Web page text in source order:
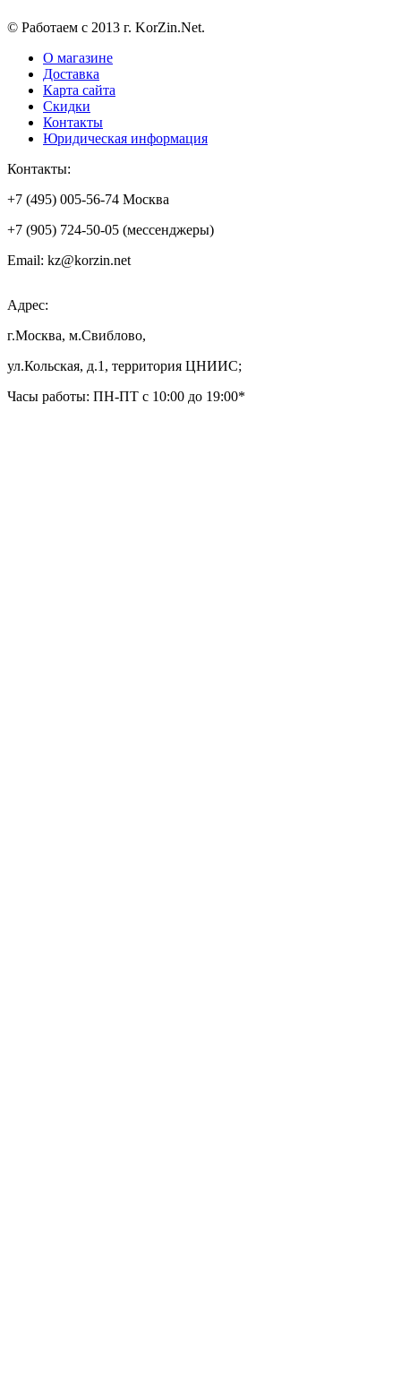
© Работаем с 2013 г. KorZin.Net.
О магазине
Доставка
Карта сайта
Скидки
Контакты
Юридическая информация
Контакты:
+7 (495) 005-56-74 Москва
+7 (905) 724-50-05 (мессенджеры)
Email: kz@korzin.net
Адрес:
г.Москва, м.Свиблово,
ул.Кольская, д.1, территория ЦНИИС;
Часы работы: ПН-ПТ с 10:00 до 19:00*